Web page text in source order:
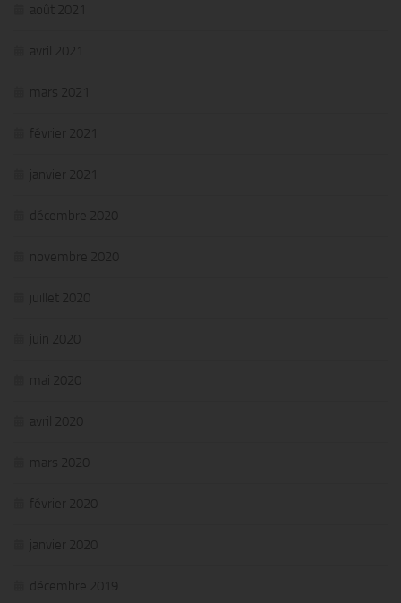
août 2021
avril 2021
mars 2021
février 2021
janvier 2021
décembre 2020
novembre 2020
juillet 2020
juin 2020
mai 2020
avril 2020
mars 2020
février 2020
janvier 2020
décembre 2019